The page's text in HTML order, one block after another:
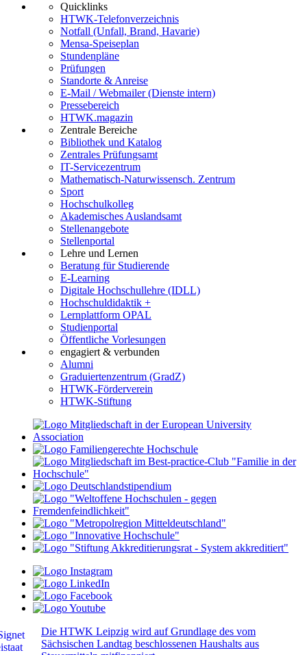
Quicklinks
HTWK-Telefonverzeichnis
Notfall (Unfall, Brand, Havarie)
Mensa-Speiseplan
Stundenpläne
Prüfungen
Standorte & Anreise
E-Mail / Webmailer (Dienste intern)
Pressebereich
HTWK.magazin
Zentrale Bereiche
Bibliothek und Katalog
Zentrales Prüfungsamt
IT-Servicezentrum
Mathematisch-Naturwissensch. Zentrum
Sport
Hochschulkolleg
Akademisches Auslandsamt
Stellenangebote
Stellenportal
Lehre und Lernen
Beratung für Studierende
E-Learning
Digitale Hochschullehre (IDLL)
Hochschuldidaktik +
Lernplattform OPAL
Studienportal
Öffentliche Vorlesungen
engagiert & verbunden
Alumni
Graduiertenzentrum (GradZ)
HTWK-Förderverein
HTWK-Stiftung
Die HTWK Leipzig wird auf Grundlage des vom
Sächsischen Landtag beschlossenen Haushalts aus